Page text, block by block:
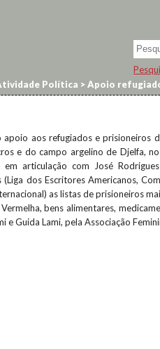
Política >Apoio
aos refugiados e prisioneiros
e do campo argelino de Djelfa,
articulação com José
dos Escritores Americanos,
as listas de prisioneiros
bens alimentares,
e Guida Lami, pela Associação